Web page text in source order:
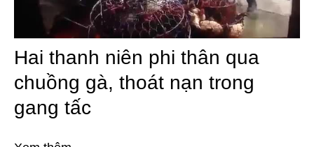
Hai thanh niên phi thân qua
chuồng gà, thoát nạn trong
gang tấc